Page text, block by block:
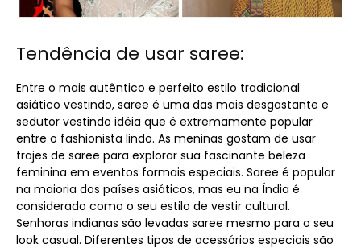
Tendência de usar saree:
Entre o mais autêntico e perfeito estilo tradicional
asiático vestindo, saree é uma das mais desgastante e
sedutor vestindo idéia que é extremamente popular
entre o fashionista lindo. As meninas gostam de usar
trajes de saree para explorar sua fascinante beleza
feminina em eventos formais especiais. Saree é popular
na maioria dos países asiáticos, mas eu na Índia é
considerado como o seu estilo de vestir cultural.
Senhoras indianas são levadas saree mesmo para o seu
look casual. Diferentes tipos de acessórios especiais são